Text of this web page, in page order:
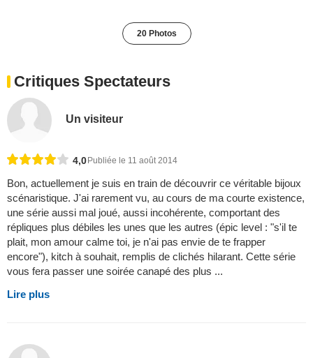
20 Photos
Critiques Spectateurs
Un visiteur
4,0Publiée le 11 août 2014
Bon, actuellement je suis en train de découvrir ce véritable bijoux
scénaristique. J'ai rarement vu, au cours de ma courte existence,
une série aussi mal joué, aussi incohérente, comportant des
répliques plus débiles les unes que les autres (épic level : "s'il te
plait, mon amour calme toi, je n'ai pas envie de te frapper
encore"), kitch à souhait, remplis de clichés hilarant. Cette série
vous fera passer une soirée canapé des plus ...
Lire plus